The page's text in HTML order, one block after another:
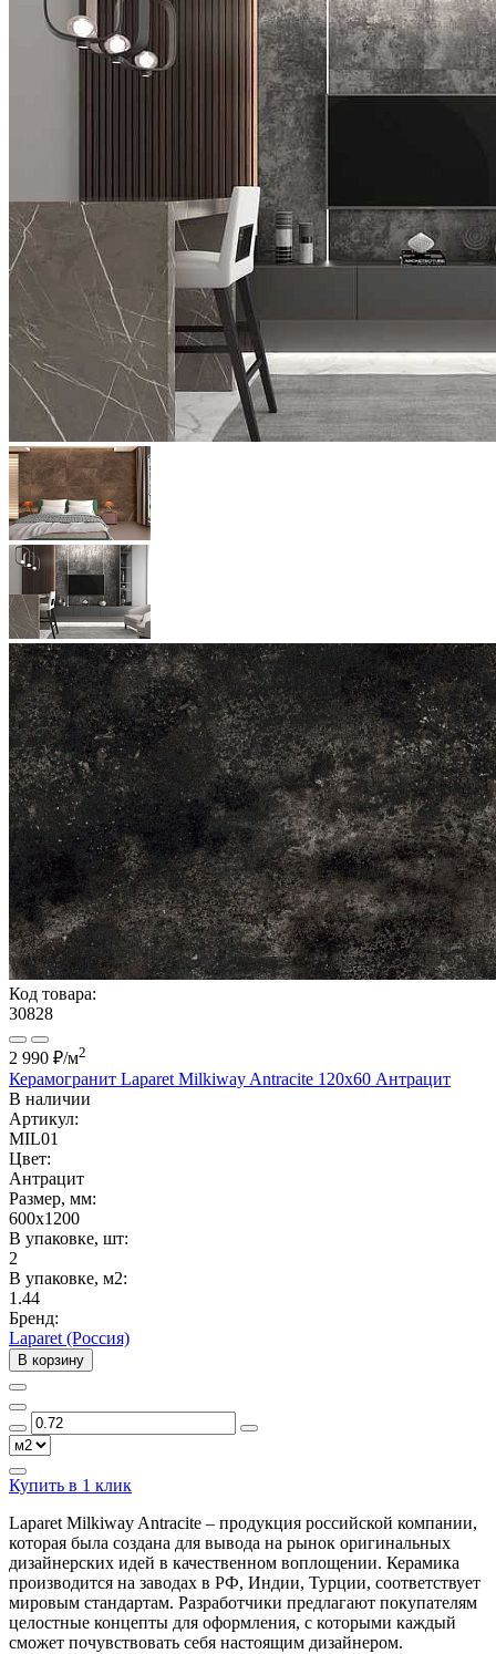
Код товара:
30828
2 990 ₽/м2
Керамогранит Laparet Milkiway Antracite 120x60 Антрацит
В наличии
Артикул:
MIL01
Цвет:
Антрацит
Размер, мм:
600x1200
В упаковке, шт:
2
В упаковке, м2:
1.44
Бренд:
Laparet (Россия)
В корзину
Купить в 1 клик
Laparet Milkiway Antracite – продукция российской компании,
которая была создана для вывода на рынок оригинальных
дизайнерских идей в качественном воплощении. Керамика
производится на заводах в РФ, Индии, Турции, соответствует
мировым стандартам. Разработчики предлагают покупателям
целостные концепты для оформления, с которыми каждый
сможет почувствовать себя настоящим дизайнером.